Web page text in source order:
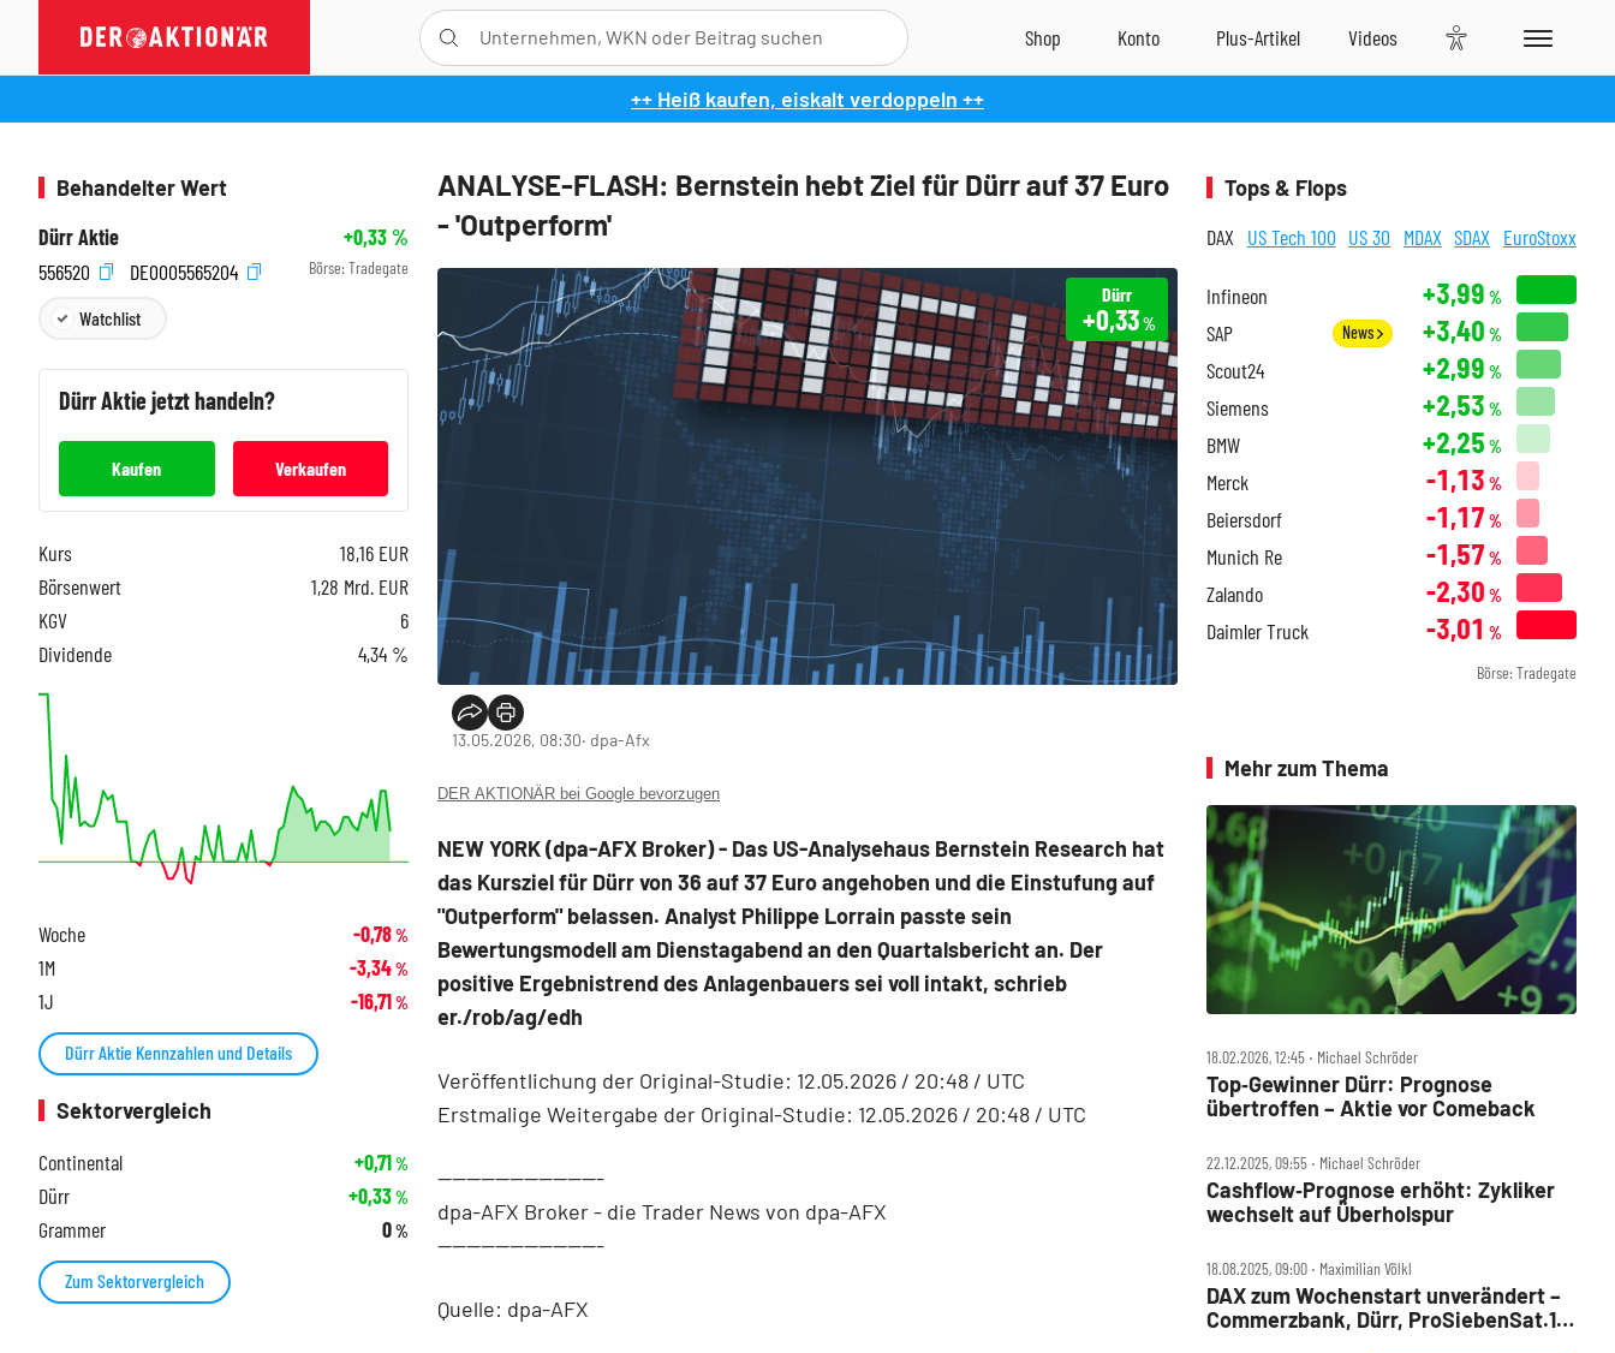
++ Heiß kaufen, eiskalt verdoppeln ++
ANALYSE-FLASH: Bernstein hebt Ziel für Dürr auf 37 Euro
- 'Outperform'
Dürr
+0,33%
13.05.2026, 08:30‧ dpa-Afx
DER AKTIONÄR bei Google bevorzugen
NEW YORK (dpa-AFX Broker) - Das US-Analysehaus Bernstein Research hat
das Kursziel für Dürr von 36 auf 37 Euro angehoben und die Einstufung auf
"Outperform" belassen. Analyst Philippe Lorrain passte sein
Bewertungsmodell am Dienstagabend an den Quartalsbericht an. Der
positive Ergebnistrend des Anlagenbauers sei voll intakt, schrieb
er./rob/ag/edh
Veröffentlichung der Original-Studie: 12.05.2026 / 20:48 / UTC
Erstmalige Weitergabe der Original-Studie: 12.05.2026 / 20:48 / UTC
-----------------------
dpa-AFX Broker - die Trader News von dpa-AFX
-----------------------
Quelle: dpa-AFX
Behandelter Wert
Dürr Aktie
+0,33%
556520
DE0005565204 Börse: Tradegate
Watchlist
DürrAktie jetzt handeln?
Kaufen Verkaufen
Kurs 18,16 EUR
Börsenwert
1,28 Mrd. EUR
KGV
6
Dividende
4,34 %
Woche -0,78%
1M -3,34%
1J -16,71%
Dürr Aktie Kennzahlen und Details
Sektorvergleich
Continental
+0,71%
Dürr +0,33%
Grammer 0%
Zum Sektorvergleich
Tops & Flops
DAX US Tech 100 US 30 MDAX SDAX EuroStoxx
Infineon +3,99 %
SAP News +3,40 %
Scout24 +2,99 %
Siemens +2,53 %
BMW +2,25 %
Merck -1,13 %
Beiersdorf -1,17 %
Munich Re -1,57 %
Zalando -2,30 %
Daimler Truck -3,01 %
Börse: Tradegate
Mehr zum Thema
18.02.2026, 12:45 ‧ Michael Schröder
Top‑Gewinner Dürr: Prognose
übertroffen – Aktie vor Comeback
22.12.2025, 09:55 ‧ Michael Schröder
Cashflow‑Prognose erhöht: Zykliker
wechselt auf Überholspur
18.08.2025, 09:00 ‧ Maximilian Völkl
DAX zum Wochenstart unverändert –
Commerzbank, Dürr, ProSiebenSat.1,